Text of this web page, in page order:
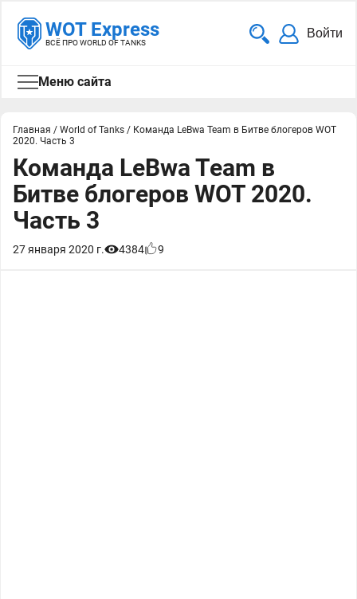
WOT Express
ВСЁ ПРО WORLD OF TANKS
Войти
Меню сайта
Главная / World of Tanks / Команда LeBwa Team в Битве блогеров WOT
2020. Часть 3
Команда LeBwa Team в
Битве блогеров WOT 2020.
Часть 3
27 января 2020 г. 4384 9